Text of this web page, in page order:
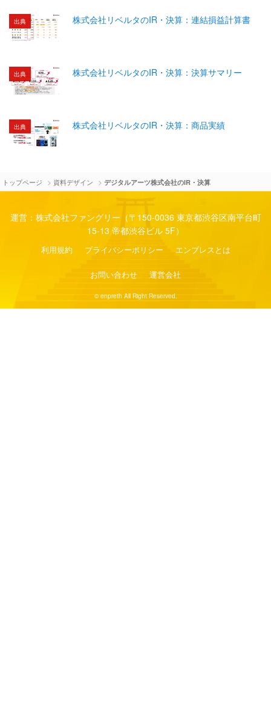
出典 株式会社リベルタのIR・決算：連結損益計算書
出典 株式会社リベルタのIR・決算：決算サマリー
出典 株式会社リベルタのIR・決算：商品実績
トップページ > 資料デザイン >デジタルアーツ株式会社のIR・決算
運営：株式会社ファングリー（〒150-0036 東京都渋谷区南平台町
15-13 帝都渋谷ビル 5F）
利用規約 プライバシーポリシー エンプレスとは
お問い合わせ 運営会社
© enpreth All Right Reserved.